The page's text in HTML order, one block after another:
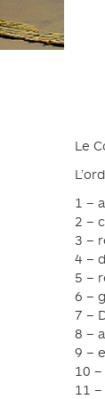
Le
1 –
2 –
3 –
4 –
5 –
6 –
7 –
8 –
9 –
10
11